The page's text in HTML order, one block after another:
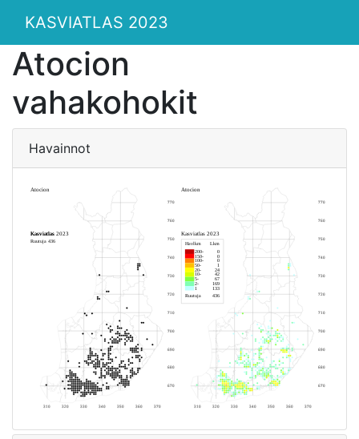
KASVIATLAS 2023
Atocion
vahakohokit
Havainnot